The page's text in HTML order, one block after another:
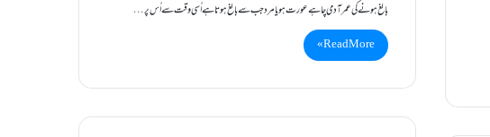
بالغ ہونے کی عمر آدمی چاہے عورت ہو یا مرد جب سے بالغ ہوتا ہے اُسی وقت سے اُس پر…
Read More »